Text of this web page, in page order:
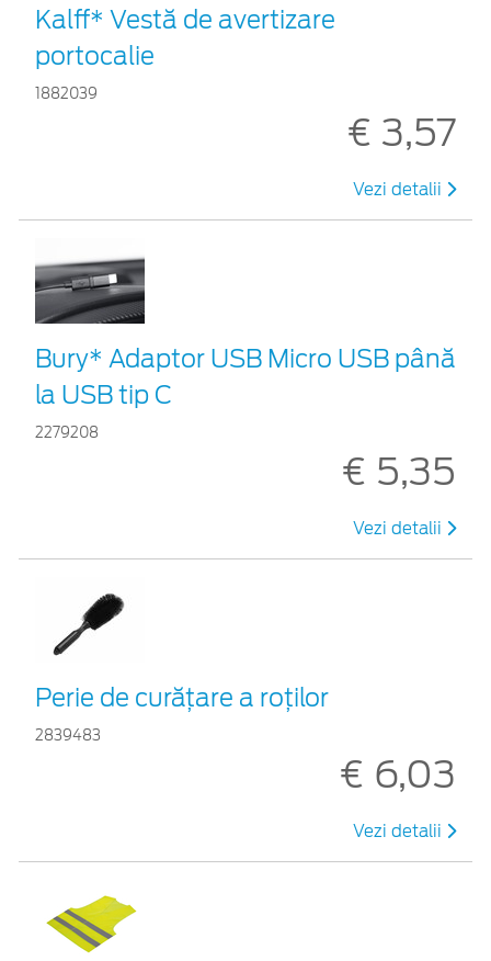
Kalff* Vestă de avertizare
portocalie
1882039
€ 3,57
Vezi detalii
Bury* Adaptor USB Micro USB până
la USB tip C
2279208
€ 5,35
Vezi detalii
Perie de curățare a roților
2839483
€ 6,03
Vezi detalii